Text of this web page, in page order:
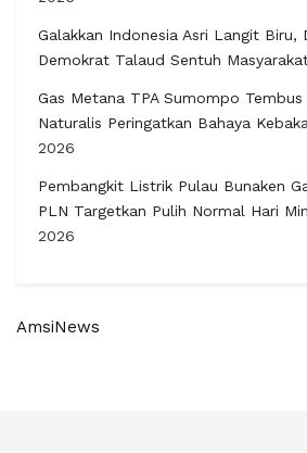
Galakkan Indonesia Asri Langit Biru,
Demokrat Talaud Sentuh
Gas Metana TPA Sumompo
Naturalis Peringatkan Bahaya
2026
Pembangkit Listrik Pulau Bunaken
PLN Targetkan Pulih Normal Hari
2026
AmsiNews